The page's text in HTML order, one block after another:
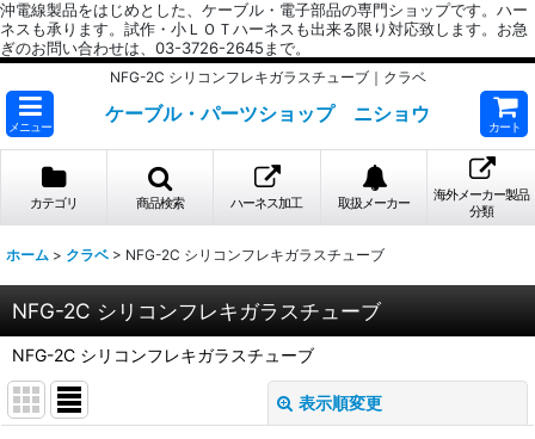
沖電線製品をはじめとした、ケーブル・電子部品の専門ショップです。ハー
ネスも承ります。試作・小ＬＯＴハーネスも出来る限り対応致します。お急
ぎのお問い合わせは、03-3726-2645まで。
NFG-2C シリコンフレキガラスチューブ｜クラベ
メニュー
ケーブル・パーツショップ ニショウ
カート
カテゴリ 商品検索 ハーネス加工 取扱メーカー
海外メーカー製品
分類
ホーム > クラベ > NFG-2C シリコンフレキガラスチューブ
NFG-2C シリコンフレキガラスチューブ
NFG-2C シリコンフレキガラスチューブ
表示順変更